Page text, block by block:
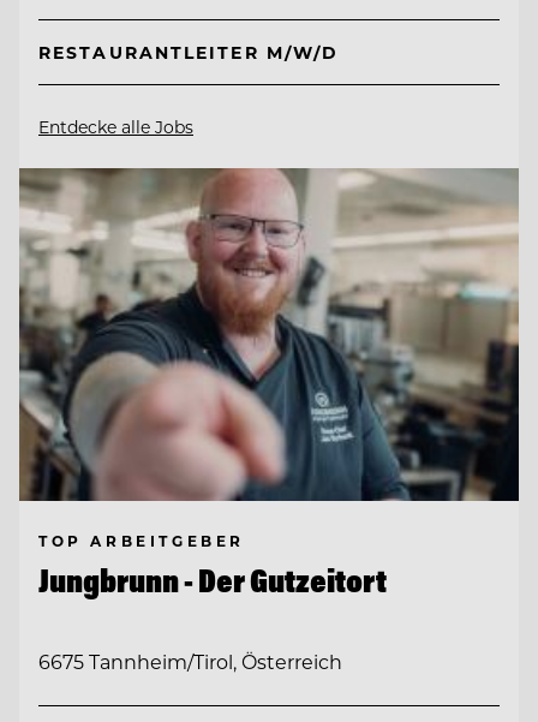
RESTAURANTLEITER M/W/D
Entdecke alle Jobs
TOP ARBEITGEBER
Jungbrunn - Der Gutzeitort
6675 Tannheim/Tirol, Österreich